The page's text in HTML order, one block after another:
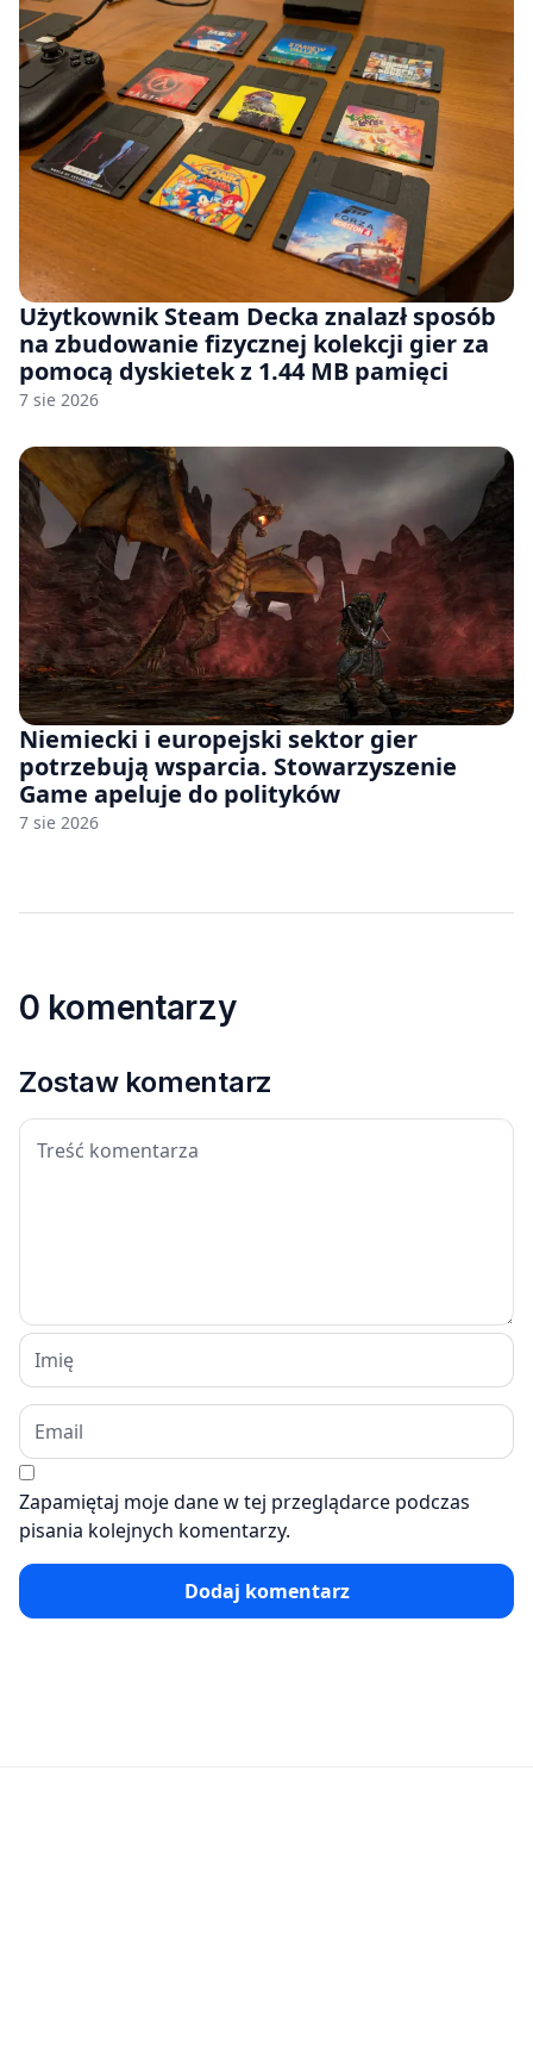
Użytkownik Steam Decka znalazł sposób
na zbudowanie fizycznej kolekcji gier za
pomocą dyskietek z 1.44 MB pamięci
7 sie 2026
Niemiecki i europejski sektor gier
potrzebują wsparcia. Stowarzyszenie
Game apeluje do polityków
7 sie 2026
0 komentarzy
Zostaw komentarz
Zapamiętaj moje dane w tej przeglądarce podczas
pisania kolejnych komentarzy.
Dodaj komentarz